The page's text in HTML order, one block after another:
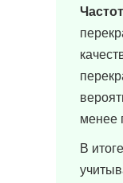
менее
В